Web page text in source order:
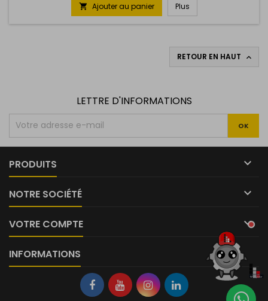
 Ajouter au panier Plus
RETOUR EN HAUT 
LETTRE D'INFORMATIONS
PRODUITS 
NOTRE SOCIÉTÉ 
VOTRE COMPTE 
INFORMATIONS